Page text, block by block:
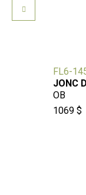
FL6-
JONC
OB
1069 $